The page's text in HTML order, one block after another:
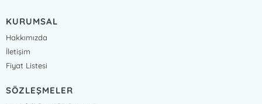
KURUMSAL
Hakkımızda
İletişim
Fiyat Listesi
SÖZLEŞMELER